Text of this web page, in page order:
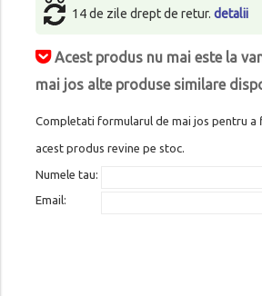
14 de zile drept de retur. detalii
Acest produs nu mai este la
mai jos alte produse similare
Completati formularul de mai jos pentru a
acest produs revine pe stoc.
Numele tau:
Email: